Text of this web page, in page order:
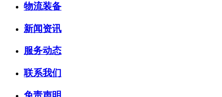
物流装备
新闻资讯
服务动态
联系我们